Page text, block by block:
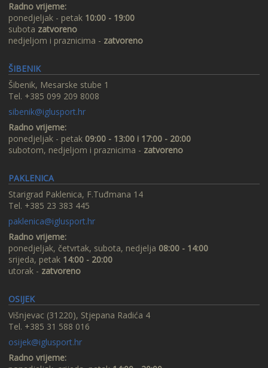
Radno vrijeme:
ponedjeljak - petak 10:00 - 19:00
subota zatvoreno
nedjeljom i praznicima - zatvoreno
ŠIBENIK
Šibenik, Mesarske stube 1
Tel. +385 099 209 8008
sibenik@iglusport.hr
Radno vrijeme:
ponedjeljak - petak 09:00 - 13:00 i 17:00 - 20:00
subotom, nedjeljom i praznicima - zatvoreno
PAKLENICA
Starigrad Paklenica, F.Tuđmana 14
Tel. +385 23 383 445
paklenica@iglusport.hr
Radno vrijeme:
ponedjeljak, četvrtak, subota, nedjelja 08:00 - 14:00
srijeda, petak 14:00 - 20:00
utorak - zatvoreno
OSIJEK
Višnjevac (31220), Stjepana Radića 4
Tel. +385 31 588 016
osijek@iglusport.hr
Radno vrijeme: